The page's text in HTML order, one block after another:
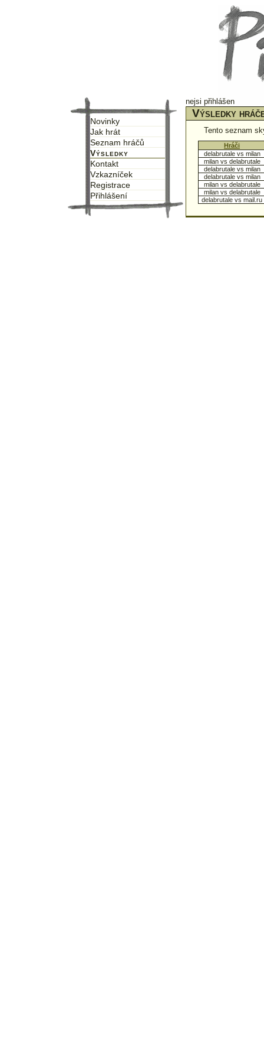
Novinky
Jak hrát
Seznam hráčů
Výsledky
Kontakt
Vzkazníček
Registrace
Přihlášení
nejsi přihlášen
Výsledky
Tento seznam
Hráči
delabrutale vs milan
milan vs delabrutale
delabrutale vs milan
delabrutale vs milan
milan vs delabrutale
milan vs delabrutale
delabrutale vs mail.ru